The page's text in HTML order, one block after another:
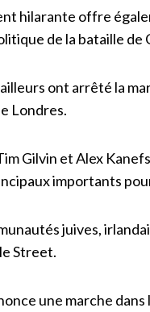
hilarante offre
de la bataille de
ont arrêté la
Londres.
Gilvin et Alex
importants
juives,
Street.
une marche dans